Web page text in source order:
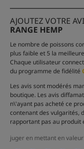
AJOUTEZ VOTRE
RANGE HEMP
Le nombre de poissons
plus faible et 5 la
Chaque utilisateur
du programme de fidélité
Les avis sont modérés
boutique. Les avis
n\'ayant pas acheté ce
contenant des vulgarités,
rapportant pas au produit
juger en mettant en